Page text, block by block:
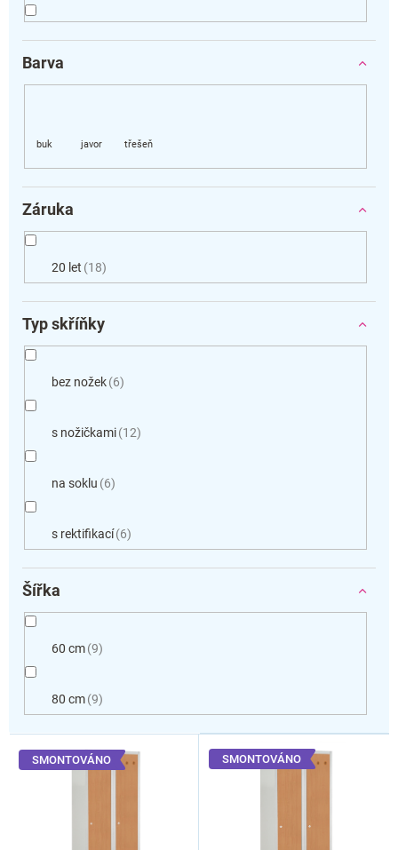
Barva
Záruka
20 let 18
Typ skříňky
bez nožek 6
s nožičkami 12
na soklu 6
s rektifikací 6
Šířka
60 cm 9
80 cm 9
V
SMONTOVÁNO SMONTOVÁNO